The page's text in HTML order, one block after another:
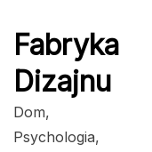
Fabryka
Dizajnu
Dom,
Psychologia,